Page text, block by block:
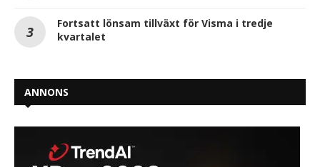
Fortsatt lönsam tillväxt för Visma i tredje
kvartalet
ANNONS